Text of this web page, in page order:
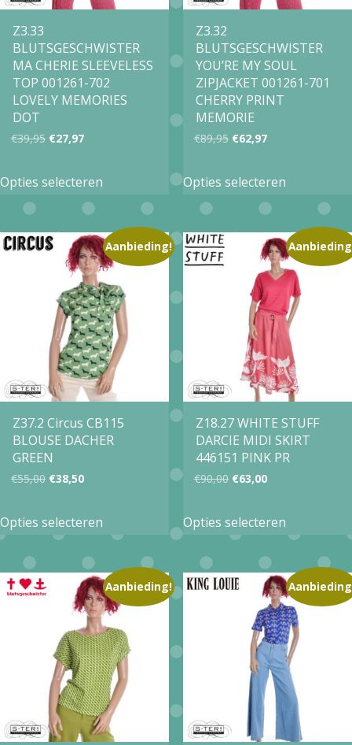
Z3.33
BLUTSGESCHWISTER
MA CHERIE SLEEVELESS
TOP 001261-702
LOVELY MEMORIES
DOT
€39,95 Oorspronkelijke
was:
€39,95.
€27,97Huidige
is:
€27,97.
Opties selecteren
meerdere
variaties.
Deze
optie
kan
gekozen
worden
op
de
productpagina
Z3.32
BLUTSGESCHWISTER
YOU’RE MY SOUL
ZIPJACKET 001261-701
CHERRY PRINT
MEMORIE
€89,95 Oorspronkelijke
was:
€89,95.
€62,97Huidige
is:
€62,97.
Opties selecteren
meerdere
variaties.
Deze
optie
kan
gekozen
worden
op
de
Aanbieding!
Z37.2 Circus CB115
BLOUSE DACHER
GREEN
€55,00 Oorspronkelijke
was:
€38,50Huidige
is:
€38,50.
Opties selecteren
product
meerdere
variaties.
Deze
optie
kan
gekozen
worden
Z18.27 WHITE STUFF
DARCIE MIDI SKIRT
446151 PINK PR
€90,00 Oorspronkelijke
was:
€90,00.
€63,00Huidige
is:
€63,00.
Opties selecteren
product
meerdere
variaties.
Deze
optie
kan
gekozen
worden
Aanbieding!